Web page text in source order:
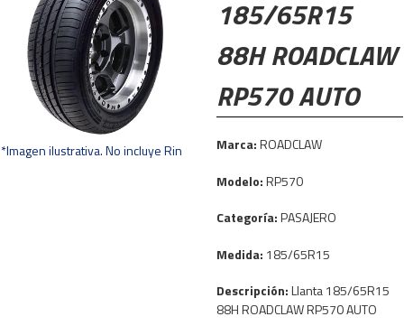
*Imagen ilustrativa. No incluye Rin
185/65R15
88H ROADCLAW
RP570 AUTO
Marca:ROADCLAW
Modelo:RP570
Categoría:PASAJERO
Medida: 185/65R15
Descripción:Llanta 185/65R15
88H ROADCLAW RP570 AUTO